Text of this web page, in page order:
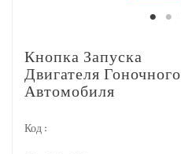
Кнопка Запуска
Двигателя Гоночного
Автомобиля
Код :